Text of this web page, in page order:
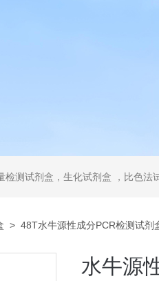
法检测试剂盒，细胞株，原代细胞，细胞培养基，标准溶液产品。代理并销售进口SIGMA试剂、abcam抗体、R&D抗体、
> 48T水牛源性成分PCR检测试剂
水牛源